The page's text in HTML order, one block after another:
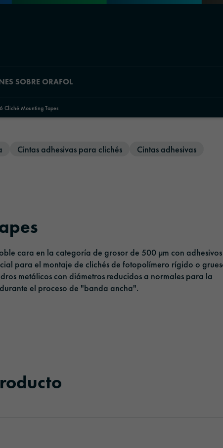
SOBRE ORAFOL
Cliché Mounting Tapes
Cintas adhesivas para clichés Cintas adhesivas
cara en la categoría de grosor de 500 µm con
para el montaje de clichés de fotopolímero rígido o
metálicos con diámetros reducidos a normales para la
el proceso de "banda ancha".